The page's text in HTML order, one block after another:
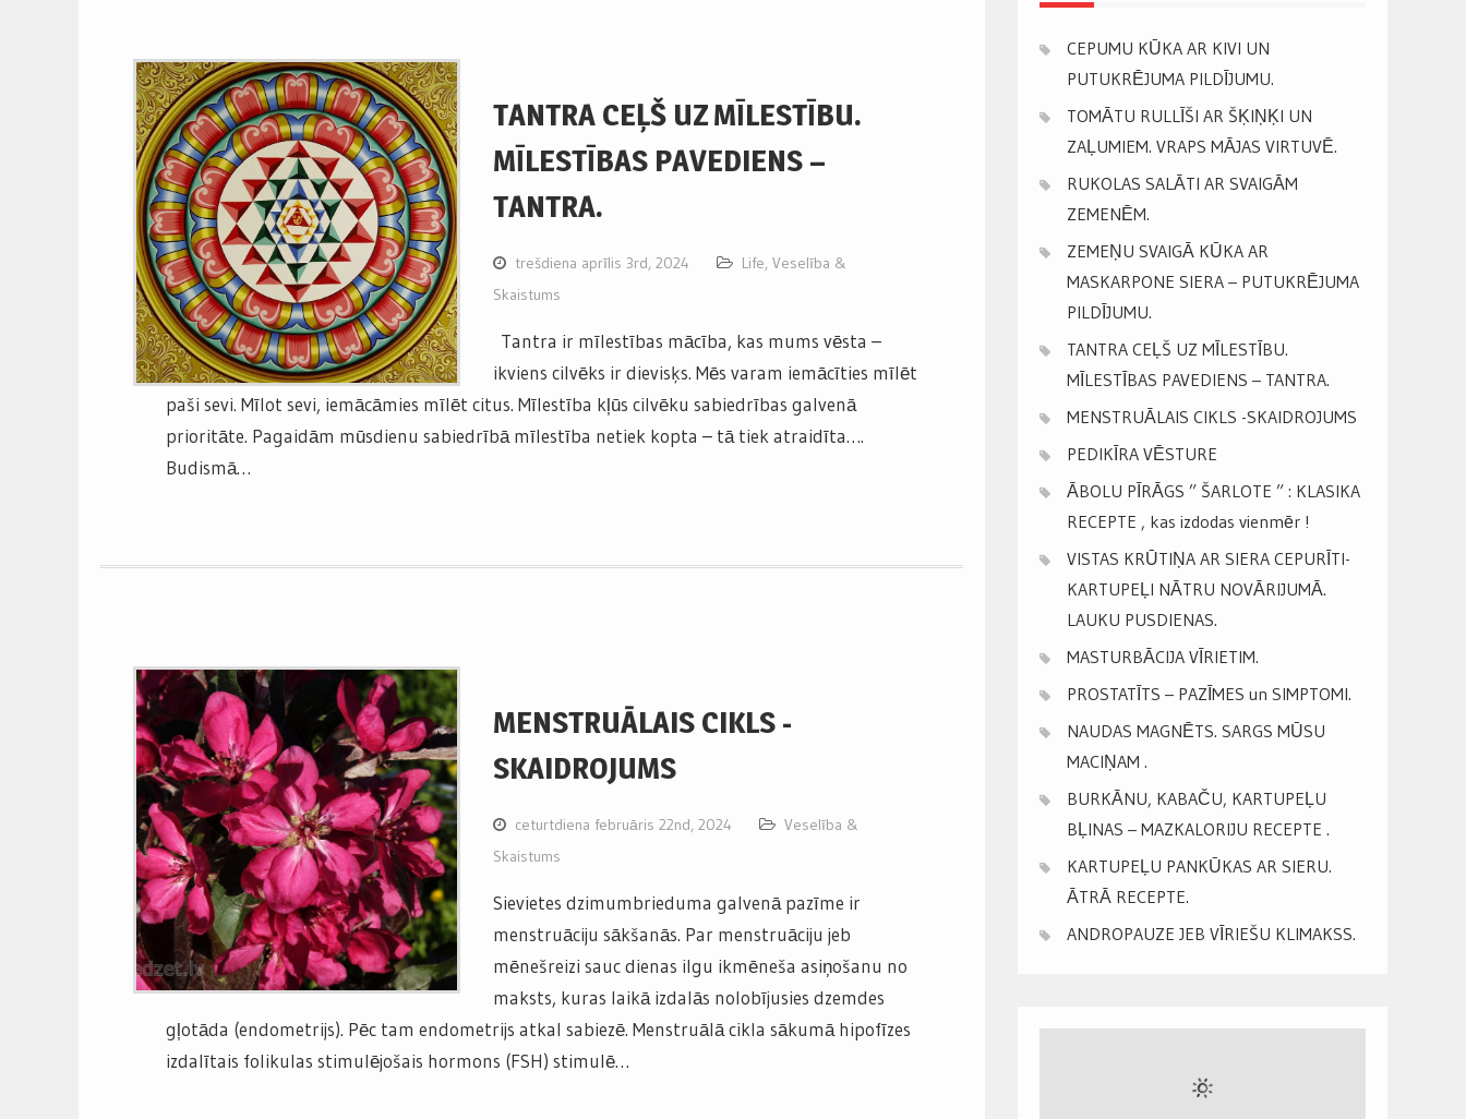
TANTRA CEĻŠ UZ MĪLESTĪBU.
MĪLESTĪBAS PAVEDIENS –
TANTRA.
trešdiena aprīlis 3rd, 2024 Life, Veselība &
Skaistums
Tantra ir mīlestības mācība, kas mums vēsta –
ikviens cilvēks ir dievisķs. Mēs varam iemācīties mīlēt
paši sevi. Mīlot sevi, iemācāmies mīlēt citus. Mīlestība kļūs cilvēku sabiedrības galvenā
prioritāte. Pagaidām mūsdienu sabiedrībā mīlestība netiek kopta – tā tiek atraidīta….
Budismā…
MENSTRUĀLAIS CIKLS -
SKAIDROJUMS
ceturtdiena februāris 22nd, 2024
Veselība &
Skaistums
Sievietes dzimumbrieduma galvenā pazīme ir
menstruāciju sākšanās. Par menstruāciju jeb
mēnešreizi sauc dienas ilgu ikmēneša asiņošanu no
maksts, kuras laikā izdalās nolobījusies dzemdes
gļotāda (endometrijs). Pēc tam endometrijs atkal sabiezē. Menstruālā cikla sākumā hipofīzes
izdalītais folikulas stimulējošais hormons (FSH) stimulē…
CEPUMU KŪKA AR KIVI UN
PUTUKRĒJUMA PILDĪJUMU.
TOMĀTU RULLĪŠI AR ŠĶIŅĶI UN
ZAĻUMIEM. VRAPS MĀJAS VIRTUVĒ.
RUKOLAS SALĀTI AR SVAIGĀM
ZEMENĒM.
ZEMEŅU SVAIGĀ KŪKA AR
MASKARPONE SIERA – PUTUKRĒJUMA
PILDĪJUMU.
TANTRA CEĻŠ UZ MĪLESTĪBU.
MĪLESTĪBAS PAVEDIENS – TANTRA.
MENSTRUĀLAIS CIKLS -SKAIDROJUMS
PEDIKĪRA VĒSTURE
ĀBOLU PĪRĀGS ” ŠARLOTE ” : KLASIKA
RECEPTE , kas izdodas vienmēr !
VISTAS KRŪTIŅA AR SIERA CEPURĪTI-
KARTUPEĻI NĀTRU NOVĀRIJUMĀ.
LAUKU PUSDIENAS.
MASTURBĀCIJA VĪRIETIM.
PROSTATĪTS – PAZĪMES un SIMPTOMI.
NAUDAS MAGNĒTS. SARGS MŪSU
MACIŅAM .
BURKĀNU, KABAČU, KARTUPEĻU
BĻINAS – MAZKALORIJU RECEPTE .
KARTUPEĻU PANKŪKAS AR SIERU.
ĀTRĀ RECEPTE.
ANDROPAUZE JEB VĪRIEŠU KLIMAKSS.